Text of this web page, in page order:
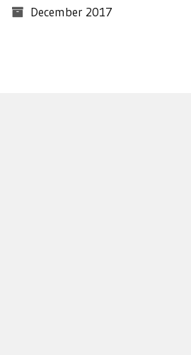
December 2017